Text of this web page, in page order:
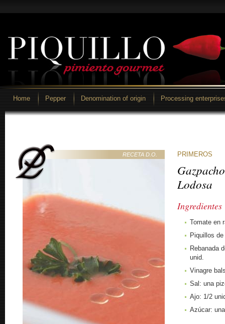
Home Pepper Denomination of origin Processing
RECETA D.O. PRIMEROS
Lodosa
Ingredientes
Tomate en
Piquillos
Rebanada
unid.
Vinagre
Sal: una
Ajo: 1/2
Azúcar: